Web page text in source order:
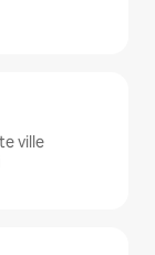
ville